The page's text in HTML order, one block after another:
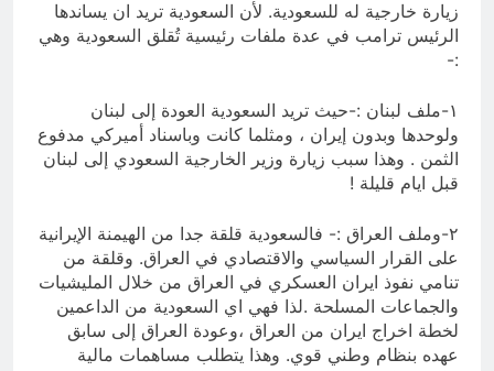
زيارة خارجية له للسعودية. لأن السعودية تريد ان يساندها
الرئيس ترامب في عدة ملفات رئيسية تُقلق السعودية وهي
:-
١-ملف لبنان :-حيث تريد السعودية العودة إلى لبنان
ولوحدها وبدون إيران ، ومثلما كانت وباسناد أميركي مدفوع
الثمن . وهذا سبب زيارة وزير الخارجية السعودي إلى لبنان
قبل ايام قليلة !
٢-وملف العراق :- فالسعودية قلقة جدا من الهيمنة الإيرانية
على القرار السياسي والاقتصادي في العراق. وقلقة من
تنامي نفوذ ايران العسكري في العراق من خلال المليشيات
والجماعات المسلحة .لذا فهي اي السعودية من الداعمين
لخطة اخراج ايران من العراق ،وعودة العراق إلى سابق
عهده بنظام وطني قوي. وهذا يتطلب مساهمات مالية